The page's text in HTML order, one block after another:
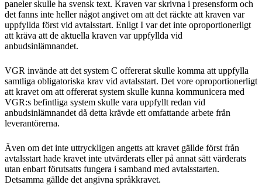
paneler skulle ha svensk text. Kraven var skrivna i presensform och
det fanns inte heller något angivet om att det räckte att kraven var
uppfyllda först vid avtalsstart. Enligt I var det inte oproportionerligt
att kräva att de aktuella kraven var uppfyllda vid
anbudsinlämnandet.
VGR invände att det system C offererat skulle komma att uppfylla
samtliga obligatoriska krav vid avtalsstart. Det vore oproportionerligt
att kravet om att offererat system skulle kunna kommunicera med
VGR:s befintliga system skulle vara uppfyllt redan vid
anbudsinlämnandet då detta krävde ett omfattande arbete från
leverantörerna.
Även om det inte uttryckligen angetts att kravet gällde först från
avtalsstart hade kravet inte utvärderats eller på annat sätt värderats
utan enbart förutsatts fungera i samband med avtalsstarten.
Detsamma gällde det angivna språkkravet.